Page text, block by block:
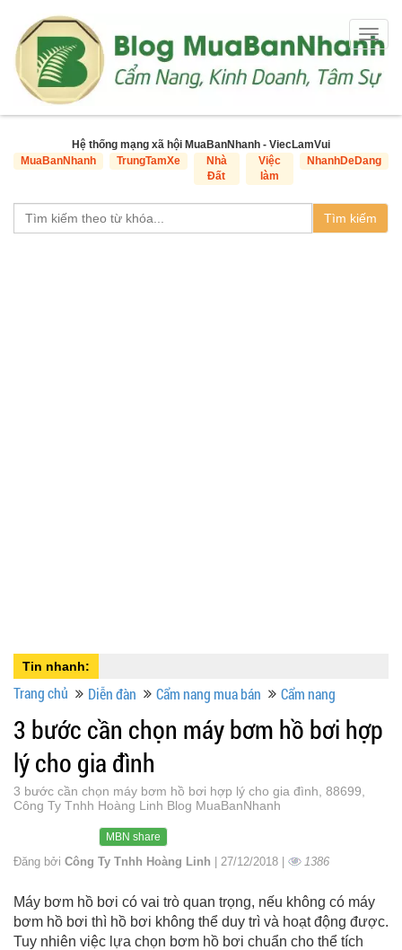
Hệ thống mạng xã hội MuaBanNhanh - ViecLamVui
MuaBanNhanh
TrungTamXe
Nhà
Đất
Việc
làm
NhanhDeDang
Tìm kiếm
Tin nhanh:
Trang chủ Diễn đàn Cẩm nang mua bán Cẩm nang
3 bước cần chọn máy bơm hồ bơi hợp
lý cho gia đình
3 bước cần chọn máy bơm hồ bơi hợp lý cho gia đình, 88699,
Công Ty Tnhh Hoàng Linh Blog MuaBanNhanh
MBN share
Đăng bởi Công Ty Tnhh Hoàng Linh | 27/12/2018 | 1386
Máy bơm hồ bơi có vai trò quan trọng, nếu không có máy
bơm hồ bơi thì hồ bơi không thể duy trì và hoạt động được.
Tuy nhiên việc lựa chọn bơm hồ bơi chuẩn cho thể tích